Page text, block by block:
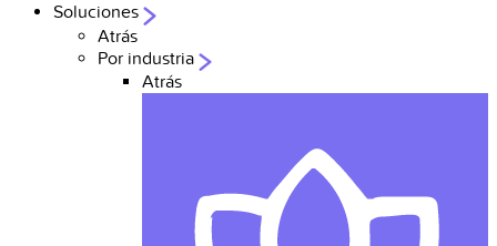
Soluciones
Atrás
Por industria
Atrás